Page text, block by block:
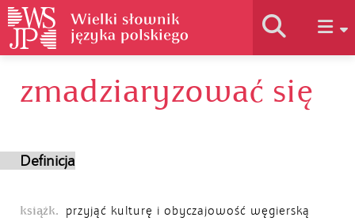
Historia słownika
zmadziaryzować się
Definicja
książk.
przyjąć kulturę i obyczajowość węgierską